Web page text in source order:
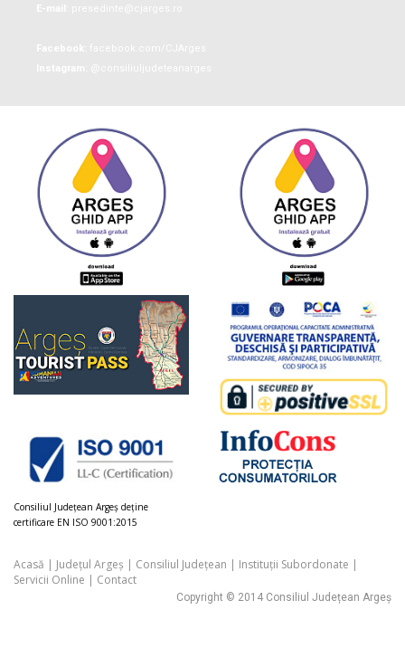
Consiliul Judeţean Argeș deţine
certificare EN ISO 9001:2015
Acasă | Județul Argeș | Consiliul Județean | Instituții Subordonate |
Servicii Online | Contact
Copyright © 2014 Consiliul Județean Argeș